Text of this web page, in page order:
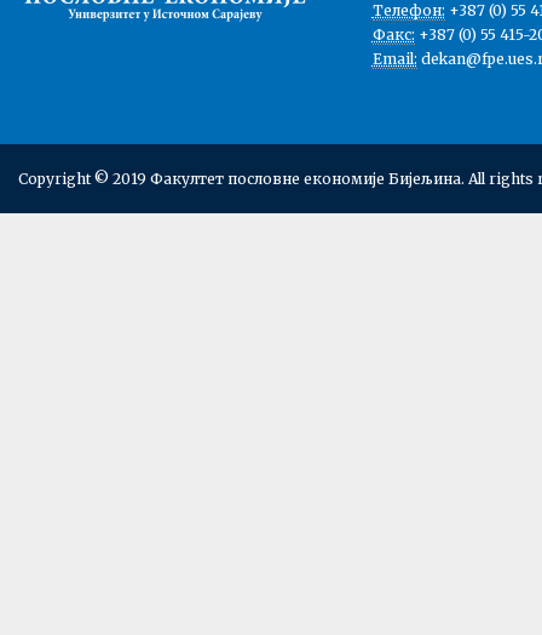
Телефон: +387 (0) 55
Факс: +387 (0) 55 415-
Email:
Copyright © 2019 Факултет пословне економије Бијељина. All rights